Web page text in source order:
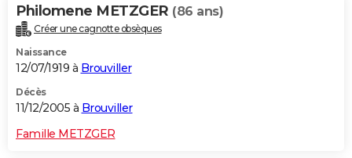
Philomene METZGER (86 ans)
Créer une cagnotte obsèques
Naissance
12/07/1919 à Brouviller
Décès
11/12/2005 à Brouviller
Famille METZGER